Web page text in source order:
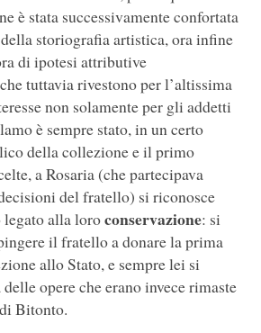
è stata successivamente confortata
storiografia artistica, ora infine
di ipotesi attributive
tuttavia rivestono per l’altissima
non solamente per gli addetti
è sempre stato, in un certo
della collezione e il primo
a Rosaria (che partecipava
del fratello) si riconosce
alla loroconservazione: si
il fratello a donare la prima
allo Stato, e sempre lei si
opere che erano invece rimaste
Bitonto.